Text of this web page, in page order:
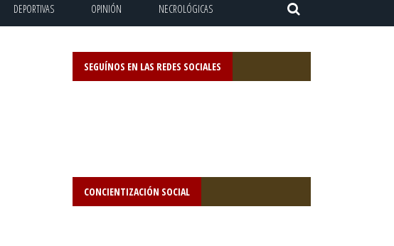
DEPORTIVAS OPINIÓN NECROLÓGICAS
SEGUÍNOS EN LAS REDES SOCIALES
CONCIENTIZACIÓN SOCIAL